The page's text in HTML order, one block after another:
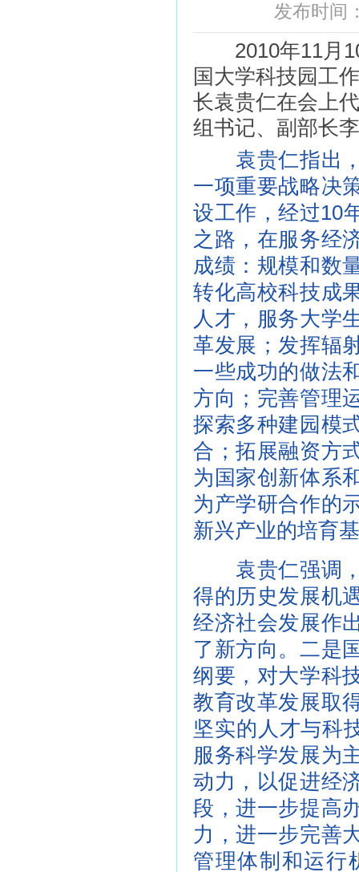
发布时间
2010年11月10
国大学科技园工
长袁贵仁在会上
组书记、副部长
袁贵仁指出，
一项重要战略决
设工作，经过10
之路，在服务经
成绩：规模和数
转化高校科技成
人才，服务大学
革发展；发挥辐
一些成功的做法
方向；完善管理
探索多种建园模
合；拓展融资方
为国家创新体系
为产学研合作的
新兴产业的培育
袁贵仁强调，
得的历史发展机
经济社会发展作
了新方向。二是
纲要，对大学科
教育改革发展取
坚实的人才与科
服务科学发展为
动力，以促进经
段，进一步提高
力，进一步完善
管理体制和运行